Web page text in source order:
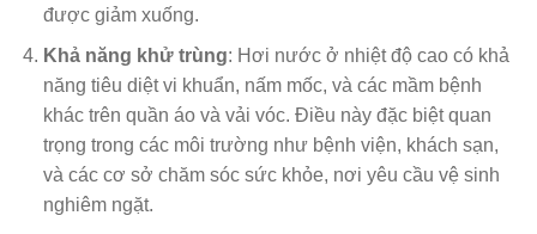
được giảm xuống.
Khả năng khử trùng: Hơi nước ở nhiệt độ cao có khả
năng tiêu diệt vi khuẩn, nấm mốc, và các mầm bệnh
khác trên quần áo và vải vóc. Điều này đặc biệt quan
trọng trong các môi trường như bệnh viện, khách sạn,
và các cơ sở chăm sóc sức khỏe, nơi yêu cầu vệ sinh
nghiêm ngặt.